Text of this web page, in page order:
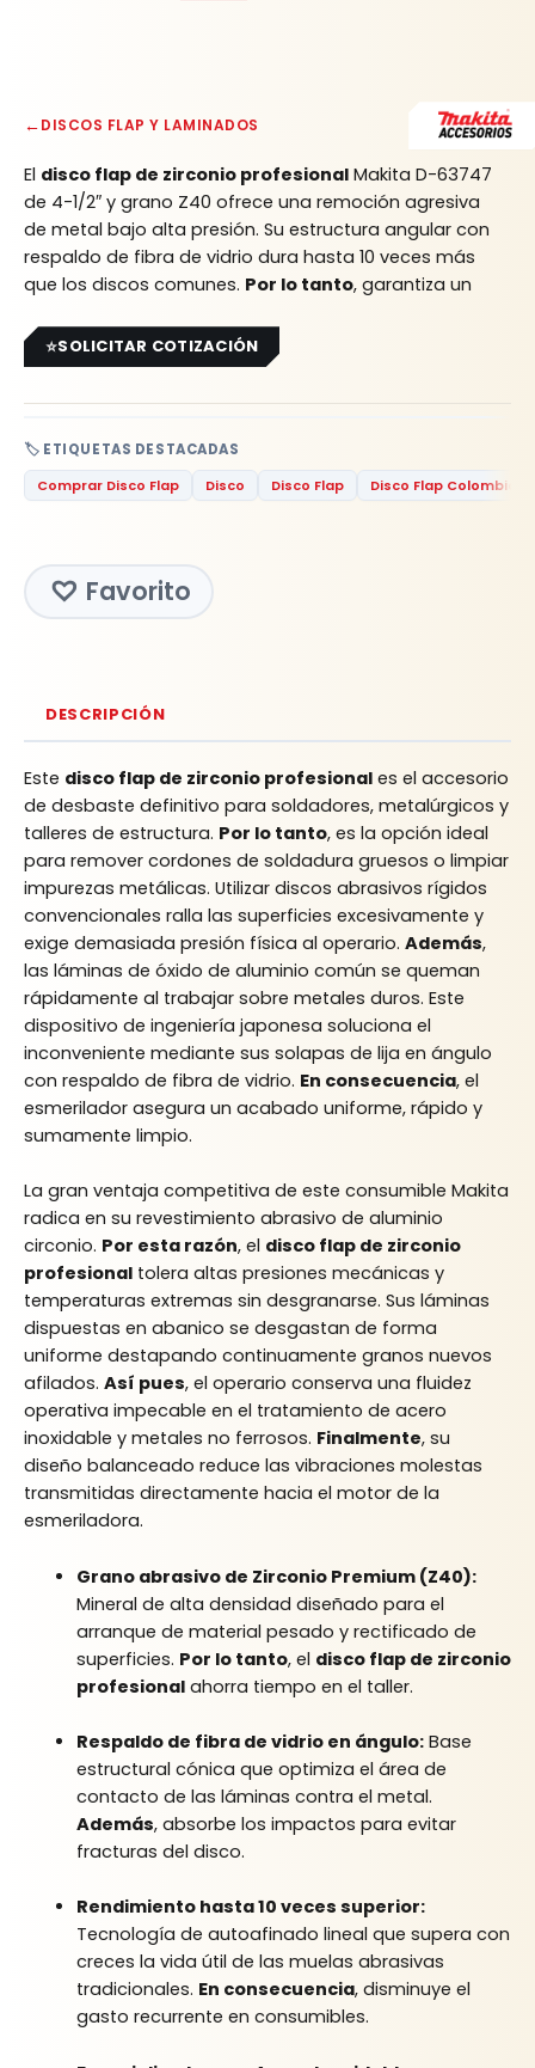
←DISCOS FLAP Y LAMINADOS
El disco flap de zirconio profesional Makita D-63747
de 4-1/2″ y grano Z40 ofrece una remoción agresiva
de metal bajo alta presión. Su estructura angular con
respaldo de fibra de vidrio dura hasta 10 veces más
que los discos comunes. Por lo tanto, garantiza un
Rhino
🏷️ ETIQUETAS DESTACADAS
Comprar Disco Flap
Disco Disco Flap Disco Flap Colombia
SOLICITAR COTIZACIÓN
Favorito
DESCRIPCIÓN
Este disco flap de zirconio profesional es el accesorio
de desbaste definitivo para soldadores, metalúrgicos y
talleres de estructura. Por lo tanto, es la opción ideal
para remover cordones de soldadura gruesos o limpiar
impurezas metálicas. Utilizar discos abrasivos rígidos
convencionales ralla las superficies excesivamente y
exige demasiada presión física al operario. Además,
las láminas de óxido de aluminio común se queman
rápidamente al trabajar sobre metales duros. Este
dispositivo de ingeniería japonesa soluciona el
inconveniente mediante sus solapas de lija en ángulo
con respaldo de fibra de vidrio. En consecuencia, el
esmerilador asegura un acabado uniforme, rápido y
sumamente limpio.
La gran ventaja competitiva de este consumible Makita
radica en su revestimiento abrasivo de aluminio
circonio. Por esta razón, el disco flap de zirconio
profesional tolera altas presiones mecánicas y
temperaturas extremas sin desgranarse. Sus láminas
dispuestas en abanico se desgastan de forma
uniforme destapando continuamente granos nuevos
afilados. Así pues, el operario conserva una fluidez
operativa impecable en el tratamiento de acero
inoxidable y metales no ferrosos. Finalmente, su
diseño balanceado reduce las vibraciones molestas
transmitidas directamente hacia el motor de la
esmeriladora.
Grano abrasivo de Zirconio Premium (Z40):
Mineral de alta densidad diseñado para el
arranque de material pesado y rectificado de
superficies. Por lo tanto, el disco flap de zirconio
profesionalahorra tiempo en el taller.
Respaldo de fibra de vidrio en ángulo:Base
estructural cónica que optimiza el área de
contacto de las láminas contra el metal.
Además, absorbe los impactos para evitar
fracturas del disco.
Rendimiento hasta 10 veces superior:
Tecnología de autoafinado lineal que supera con
creces la vida útil de las muelas abrasivas
tradicionales. En consecuencia, disminuye el
gasto recurrente en consumibles.